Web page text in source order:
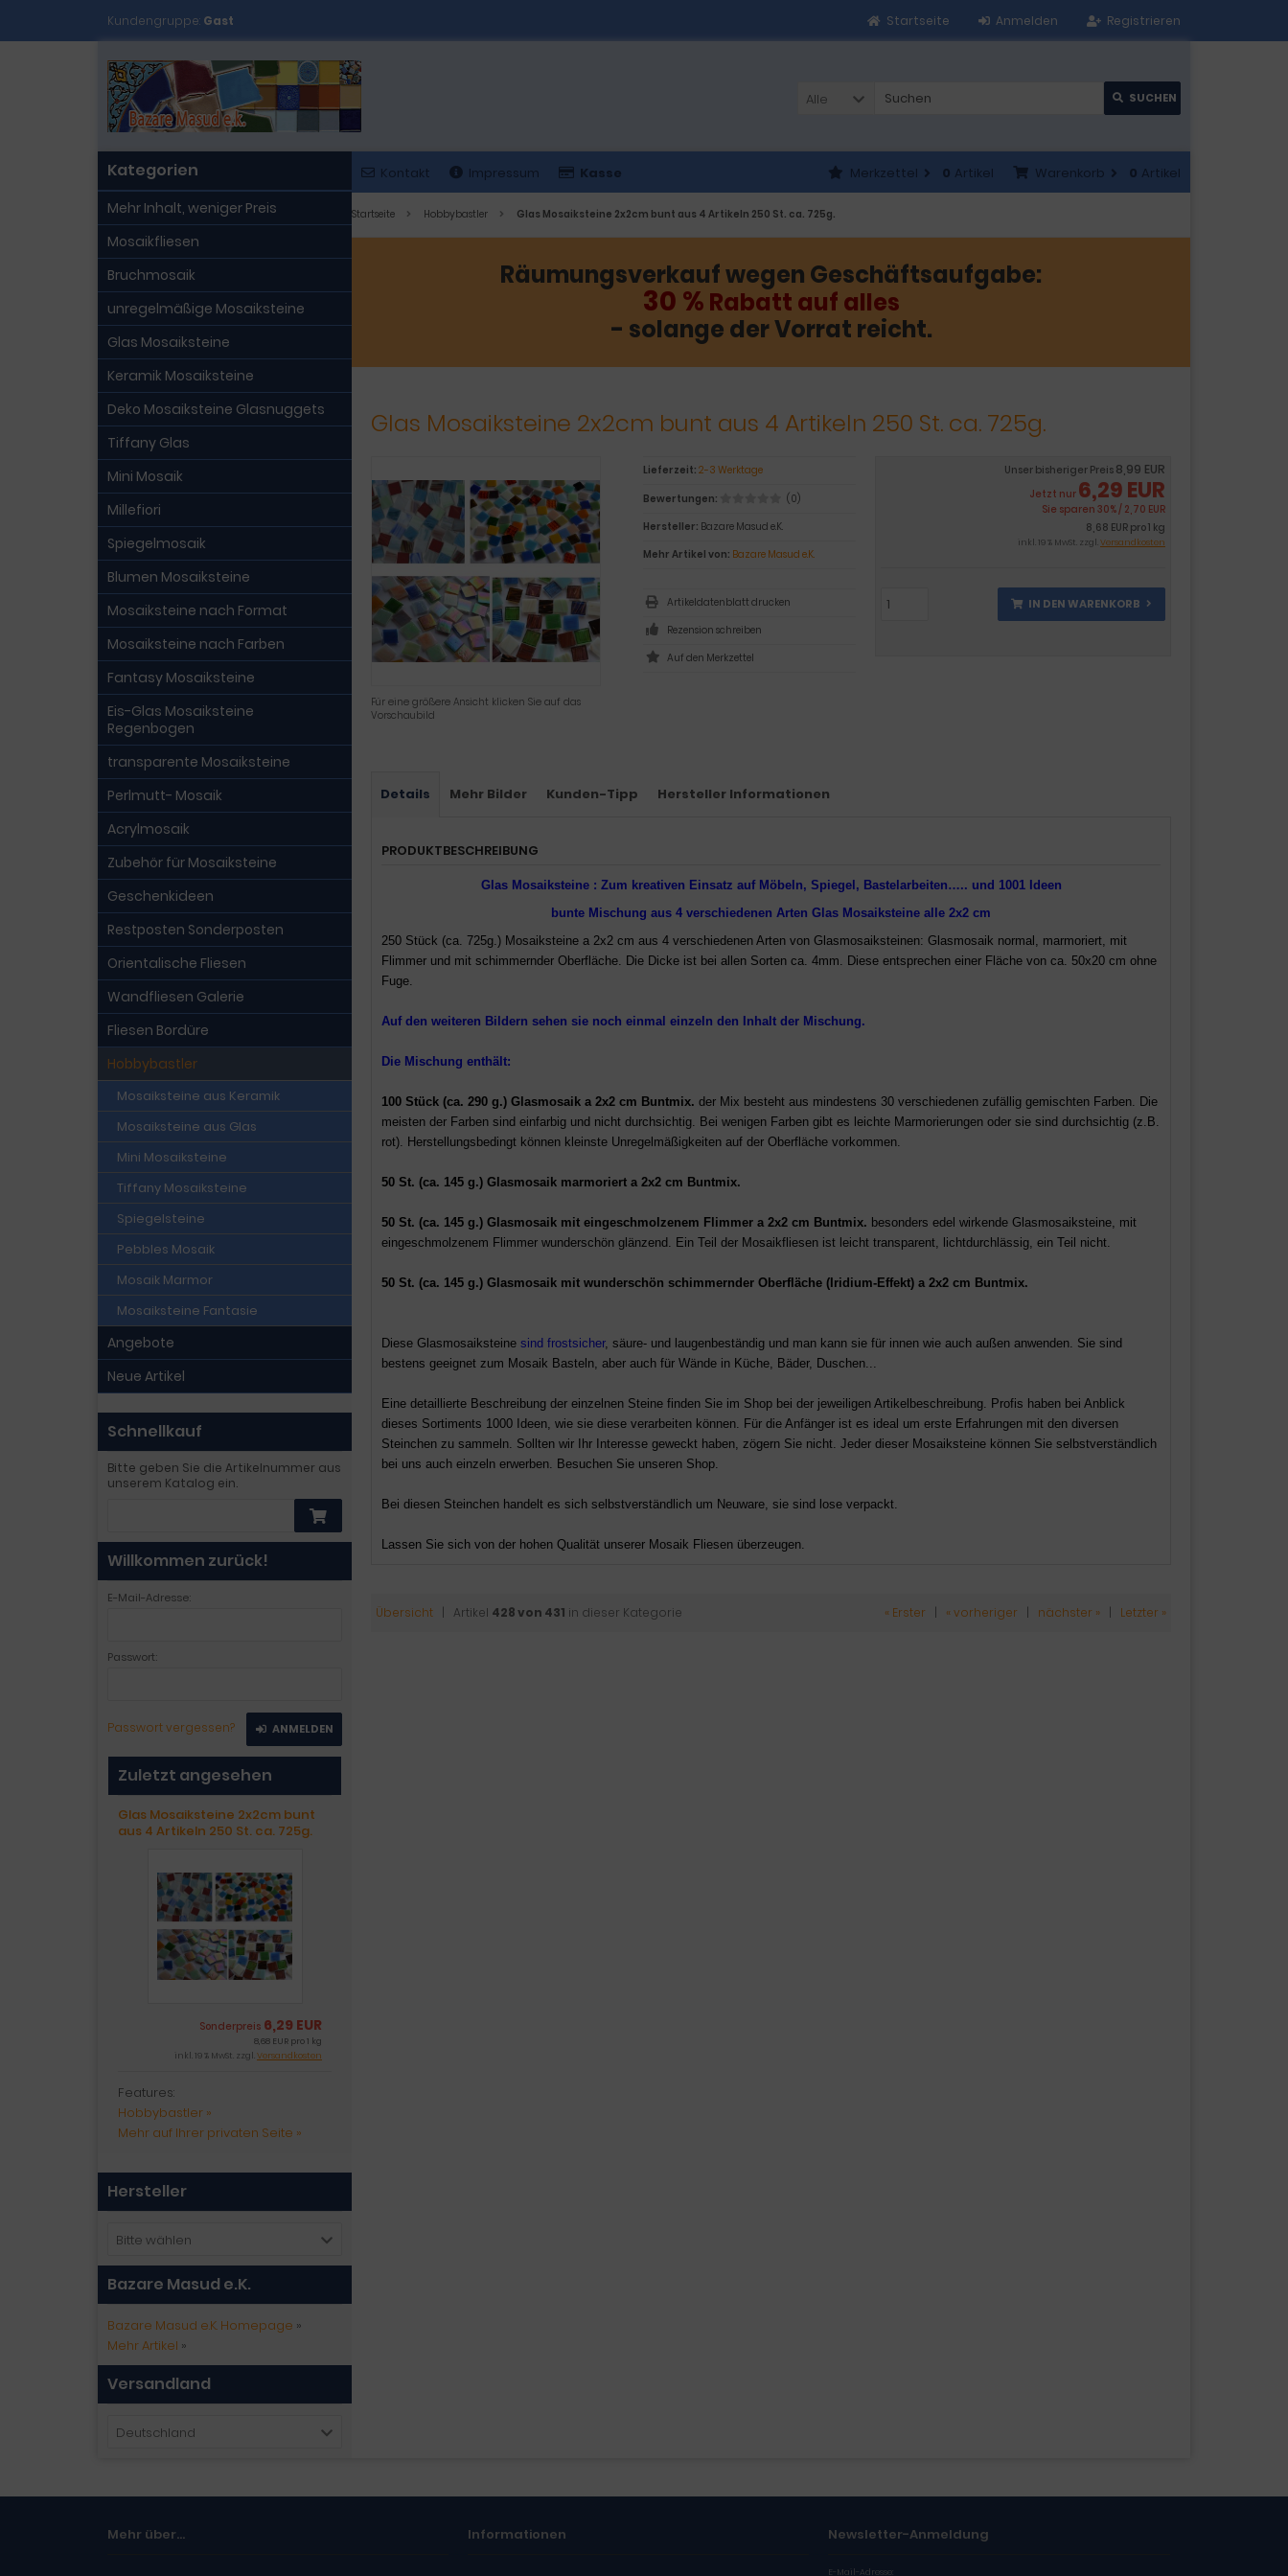
Kundengruppe: Gast Registrieren
Anmelden
Startseite
Alle SUCHEN
Kontakt Impressum Kasse Warenkorb 0 Artikel
Merkzettel 0 Artikel
Startseite Hobbybastler Glas Mosaiksteine 2x2cm bunt aus 4 Artikeln 250 St. ca. 725g.
Räumungsverkauf wegen Geschäftsaufgabe:
30 % Rabatt auf alles
- solange der Vorrat reicht.
Glas Mosaiksteine 2x2cm bunt aus 4 Artikeln 250 St. ca. 725g.
Für eine größere Ansicht klicken Sie auf das
Vorschaubild
Unser bisheriger Preis 8,99 EUR
Jetzt nur 6,29 EUR
Sie sparen 30% / 2,70 EUR
8,68 EUR pro 1 kg
inkl. 19 % MwSt. zzgl.Versandkosten
IN DEN WARENKORB
Lieferzeit: 2-3 Werktage
Bewertungen:
(0)
Hersteller: Bazare Masud e.K.
Mehr Artikel von: Bazare Masud e.K.
Artikeldatenblatt drucken
Rezension schreiben
Details Mehr Bilder Kunden-Tipp Hersteller Informationen
PRODUKTBESCHREIBUNG
Glas Mosaiksteine : Zum kreativen Einsatz auf Möbeln, Spiegel, Bastelarbeiten….. und 1001 Ideen
bunte Mischung aus 4 verschiedenen Arten Glas Mosaiksteine alle 2x2 cm
250 Stück (ca. 725g.) Mosaiksteine a 2x2 cm aus 4 verschiedenen Arten von Glasmosaiksteinen: Glasmosaik normal, marmoriert, mit
Flimmer und mit schimmernder Oberfläche. Die Dicke ist bei allen Sorten ca. 4mm. Diese entsprechen einer Fläche von ca. 50x20 cm ohne
Fuge.
Auf den weiteren Bildern sehen sie noch einmal einzeln den Inhalt der Mischung.
Die Mischung enthält:
100 Stück (ca. 290 g.) Glasmosaik a 2x2 cm Buntmix. der Mix besteht aus mindestens 30 verschiedenen zufällig gemischten Farben. Die
meisten der Farben sind einfarbig und nicht durchsichtig. Bei wenigen Farben gibt es leichte Marmorierungen oder sie sind durchsichtig (z.B.
rot). Herstellungsbedingt können kleinste Unregelmäßigkeiten auf der Oberfläche vorkommen.
50 St. (ca. 145 g.) Glasmosaik marmoriert a 2x2 cm Buntmix.
50 St. (ca. 145 g.) Glasmosaik mit eingeschmolzenem Flimmer a 2x2 cm Buntmix. besonders edel wirkende Glasmosaiksteine, mit
eingeschmolzenem Flimmer wunderschön glänzend . Ein Teil der Mosaikfliesen ist leicht transparent, lichtdurchlässig, ein Teil nicht.
50 St. (ca. 145 g.) Glasmosaik mit wunderschön schimmernder Oberfläche (Iridium-Effekt) a 2x2 cm Buntmix.
Diese Glasmosaiksteine sind frostsicher, säure- und laugenbeständig und man kann sie für innen wie auch außen anwenden. Sie sind
bestens geeignet zum Mosaik Basteln, aber auch für Wände in Küche, Bäder, Duschen...
Eine detaillierte Beschreibung der einzelnen Steine finden Sie im Shop bei der jeweiligen Artikelbeschreibung. Profis haben bei Anblick
dieses Sortiments 1000 Ideen, wie sie diese verarbeiten können. Für die Anfänger ist es ideal um erste Erfahrungen mit den diversen
Steinchen zu sammeln. Sollten wir Ihr Interesse geweckt haben, zögern Sie nicht. Jeder dieser Mosaiksteine können Sie selbstverständlich
bei uns auch einzeln erwerben. Besuchen Sie unseren Shop.
Bei diesen Steinchen handelt es sich selbstverständlich um Neuware, sie sind lose verpackt.
Lassen Sie sich von der hohen Qualität unserer Mosaik Fliesen überzeugen.
Übersicht | Artikel 428 von 431 in dieser Kategorie « Erster « vorheriger nächster » Letzter »
Kategorien
Mehr Inhalt, weniger Preis
Mosaikfliesen
Bruchmosaik
unregelmäßige Mosaiksteine
Glas Mosaiksteine
Keramik Mosaiksteine
Deko Mosaiksteine Glasnuggets
Tiffany Glas
Mini Mosaik
Millefiori
Spiegelmosaik
Blumen Mosaiksteine
Mosaiksteine nach Format
Mosaiksteine nach Farben
Fantasy Mosaiksteine
Eis-Glas Mosaiksteine
Regenbogen
transparente Mosaiksteine
Perlmutt- Mosaik
Acrylmosaik
Zubehör für Mosaiksteine
Geschenkideen
Restposten Sonderposten
Orientalische Fliesen
Wandfliesen Galerie
Fliesen Bordüre
Hobbybastler
Mosaiksteine aus Keramik
Mosaiksteine aus Glas
Mini Mosaiksteine
Tiffany Mosaiksteine
Spiegelsteine
Pebbles Mosaik
Mosaik Marmor
Mosaiksteine Fantasie
Angebote
Neue Artikel
Schnellkauf
Bitte geben Sie die Artikelnummer aus
unserem Katalog ein.
Willkommen zurück!
E-Mail-Adresse:
Passwort:
Passwort vergessen? ANMELDEN
Zuletzt angesehen
Glas Mosaiksteine 2x2cm bunt
aus 4 Artikeln 250 St. ca. 725g.
Sonderpreis 6,29 EUR
8,68 EUR pro 1 kg
inkl. 19 % MwSt. zzgl.Versandkosten
Features:
Hobbybastler »
Mehr auf Ihrer privaten Seite »
Hersteller
Bitte wählen
Bazare Masud e.K.
Bazare Masud e.K. Homepage »
Mehr Artikel »
Versandland
Deutschland
Mehr über... Informationen Newsletter-Anmeldung
E-Mail-Adresse: